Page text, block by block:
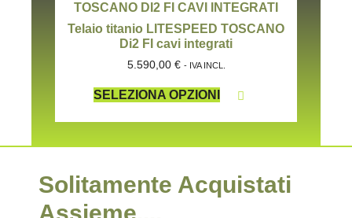
Telaio titanio LITESPEED TOSCANO
Di2 FI cavi integrati
5.590,00 € - IVA INCL.
SELEZIONA OPZIONI
Solitamente Acquistati
Assieme....